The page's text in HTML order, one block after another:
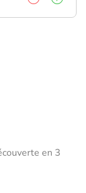
en 3